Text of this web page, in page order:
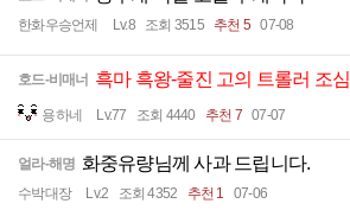
한화우승언제 Lv.8 조회 3515 추천 5 07-08
호드-비매너 흑마 흑왕-줄진 고의 트롤러 조심
용하네 Lv.77 조회 4440 추천 7 07-07
얼라-해명 화중유량님께 사과 드립니다.
수박대장 Lv.2 조회 4352 추천 1 07-06